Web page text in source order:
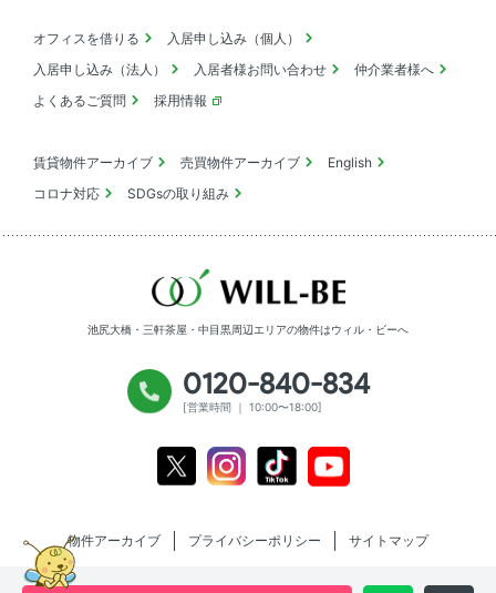
オフィスを借りる
入居申し込み（個人）
入居申し込み（法人）
入居者様お問い合わせ
仲介業者様へ
よくあるご質問
採用情報
賃貸物件アーカイブ 売買物件アーカイブ
English
コロナ対応
SDGsの取り組み
池尻大橋・三軒茶屋・中目黒周辺エリアの物件はウィル・ビーへ
0120-840-834
[営業時間 ｜ 10:00〜18:00]
Instagram Tiktok
物件アーカイブ プライバシーポリシー サイトマップ